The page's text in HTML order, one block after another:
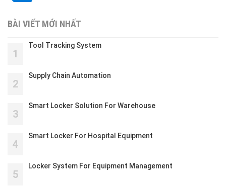
BÀI VIẾT MỚI NHẤT
1
Tool Tracking System
2
Supply Chain Automation
3
Smart Locker Solution For Warehouse
4
Smart Locker For Hospital Equipment
5
Locker System For Equipment Management